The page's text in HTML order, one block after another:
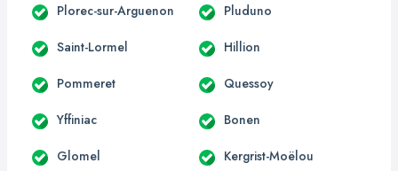
Plorec-sur-Arguenon Pluduno
Saint-Lormel Hillion
Pommeret Quessoy
Yffiniac Bonen
Glomel Kergrist-Moëlou